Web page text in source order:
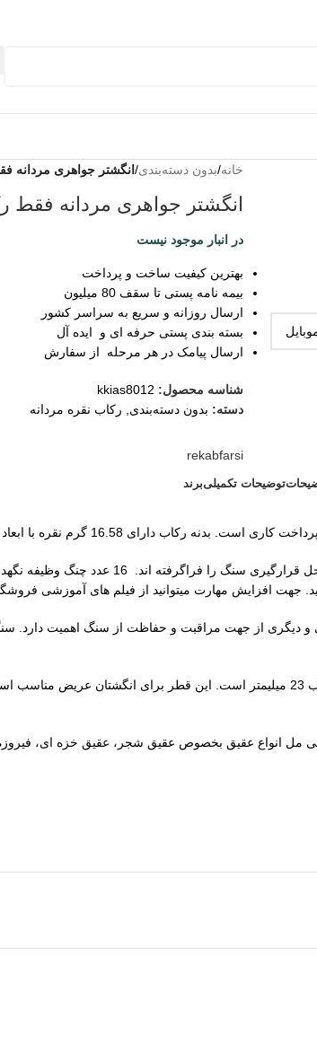
خانه/بدون دسته‌بندی/ انگشتر جواهری مردانه
انگشتر جواهری مردانه فقط
در انبار موجود نیست
بهترین کیفیت ساخت و پرداخت
بیمه نامه پستی تا سقف 80 میلیون
ارسال روزانه و سریع به سراسر کشور
بسته بندی پستی حرفه ای و ایده آل
ارسال پیامک در هر مرحله از سفارش
شناسه محصول: kkias8012
دسته: بدون دسته‌بندی رکاب نقره مردانه
rekabfarsi
توضیحات تکمیلیبرند
با ابعاد محل قرارگیری سنگ 28 در 21 میلیمتر است.
این رکاب مردانه تقریبا از کارهای سنگ خور درشت
افزایش مهارت میتوانید از فیلم های آموزشی
از جهت مراقبت و حفاظت از سنگ اهمیت دارد. سنگ
سایز رکاب 62 مردانه و با توجه به فرم انگشت تا 63 مردانه نیز جواب میدهد. قطر داخل به داخل
انواع عقیق بخصوص عقیق شجر، عقیق خزه ای،